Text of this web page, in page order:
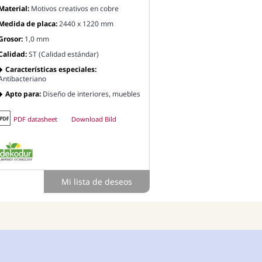
Motivos creativos en cobre
de placa:2440 x 1220 mm
1,0 mm
ST (Calidad estándar)
Características especiales:
Apto para: Diseño de interiores, muebles
PDF datasheet Download Bild
Mi lista de deseos